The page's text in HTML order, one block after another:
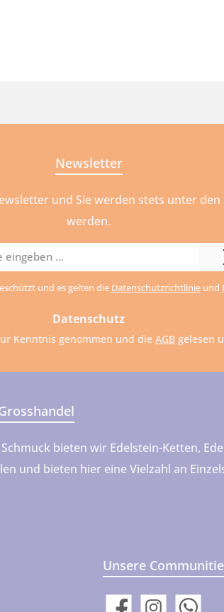
Newsletter
und Sie werden stets unter
werden.
und es gelten die Datenschutzrichtlinieund
Datenschutz
Kenntnis genommen und die AGB gelesen
bieten wir Edelstein-Ketten,
und bieten hier eine Vielzahl an
Unsere